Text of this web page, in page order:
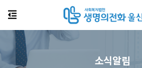
소식알림